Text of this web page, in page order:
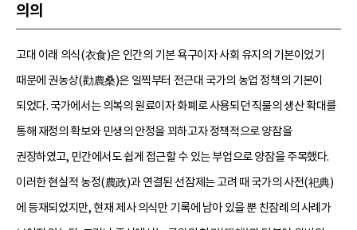
의의
고대 이래 의식(衣食)은 인간의 기본 욕구이자 사회 유지의 기본이었기
때문에 권농상(勸農桑)은 일찍부터 전근대 국가의 농업 정책의 기본이
되었다. 국가에서는 의복의 원료이자 화폐로 사용되던 직물의 생산 확대를
통해 재정의 확보와 민생의 안정을 꾀하고자 정책적으로 양잠을
권장하였고, 민간에서도 쉽게 접근할 수 있는 부업으로 양잠을 주목했다.
이러한 현실적 농정(農政)과 연결된 선잠제는 고려 때 국가의 사전(祀典)
에 등재되었지만, 현재 제사 의식만 기록에 남아 있을 뿐 친잠례의 사례가